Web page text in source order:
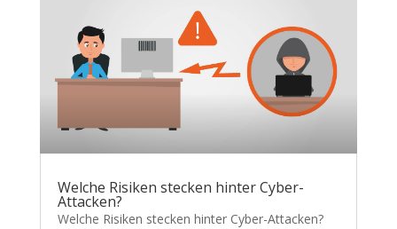
Welche Risiken stecken hinter Cyber-
Attacken?
Welche Risiken stecken hinter Cyber-Attacken?